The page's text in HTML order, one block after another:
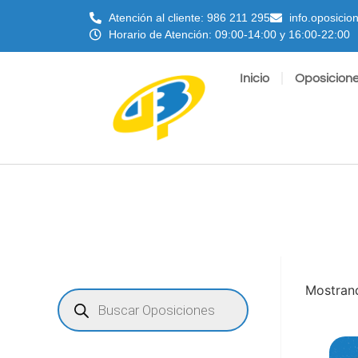
Atención al cliente: 986 211 295
Horario de Atención: 09:00-14:00 y 16:00-22:00
Inicio